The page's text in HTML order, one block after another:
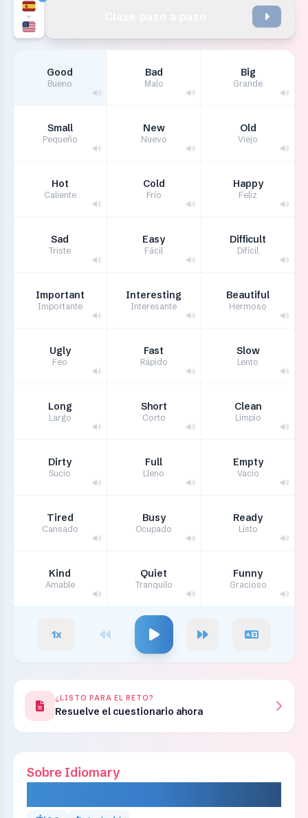
Good
Bueno
Bad
Malo
Big
Grande
Small
Pequeño
New
Nuevo
Old
Viejo
Hot
Caliente
Cold
Frío
Happy
Feliz
Sad
Triste
Easy
Fácil
Difficult
Difícil
Important
Importante
Interesting
Interesante
Beautiful
Hermoso
Ugly
Feo
Fast
Rápido
Slow
Lento
Long
Largo
Short
Corto
Clean
Limpio
Dirty
Sucio
Full
Lleno
Empty
Vacío
Tired
Cansado
Busy
Ocupado
Ready
Listo
Kind
Amable
Quiet
Tranquilo
Funny
Gracioso
1x
¿LISTO PARA EL RETO?
Resuelve el cuestionario ahora
Sobre Idiomary